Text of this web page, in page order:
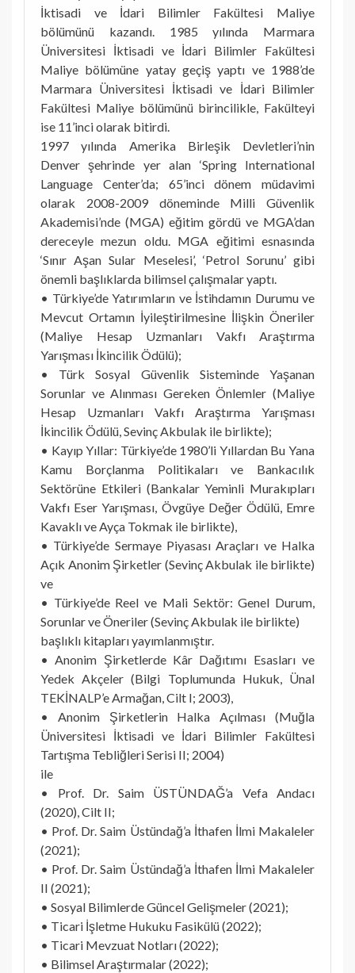
İktisadi ve İdari Bilimler Fakültesi Maliye
bölümünü kazandı. 1985 yılında Marmara
Üniversitesi İktisadi ve İdari Bilimler Fakültesi
Maliye bölümüne yatay geçiş yaptı ve 1988’de
Marmara Üniversitesi İktisadi ve İdari Bilimler
Fakültesi Maliye bölümünü birincilikle, Fakülteyi
ise 11’inci olarak bitirdi.
1997 yılında Amerika Birleşik Devletleri’nin
Denver şehrinde yer alan ‘Spring International
Language Center’da; 65’inci dönem müdavimi
olarak 2008-2009 döneminde Milli Güvenlik
Akademisi’nde (MGA) eğitim gördü ve MGA’dan
dereceyle mezun oldu. MGA eğitimi esnasında
‘Sınır Aşan Sular Meselesi’, ‘Petrol Sorunu’ gibi
önemli başlıklarda bilimsel çalışmalar yaptı.
• Türkiye’de Yatırımların ve İstihdamın Durumu ve
Mevcut Ortamın İyileştirilmesine İlişkin Öneriler
(Maliye Hesap Uzmanları Vakfı Araştırma
Yarışması İkincilik Ödülü);
• Türk Sosyal Güvenlik Sisteminde Yaşanan
Sorunlar ve Alınması Gereken Önlemler (Maliye
Hesap Uzmanları Vakfı Araştırma Yarışması
İkincilik Ödülü, Sevinç Akbulak ile birlikte);
• Kayıp Yıllar: Türkiye’de 1980’li Yıllardan Bu Yana
Kamu Borçlanma Politikaları ve Bankacılık
Sektörüne Etkileri (Bankalar Yeminli Murakıpları
Vakfı Eser Yarışması, Övgüye Değer Ödülü, Emre
Kavaklı ve Ayça Tokmak ile birlikte),
• Türkiye’de Sermaye Piyasası Araçları ve Halka
Açık Anonim Şirketler (Sevinç Akbulak ile birlikte)
ve
• Türkiye’de Reel ve Mali Sektör: Genel Durum,
Sorunlar ve Öneriler (Sevinç Akbulak ile birlikte)
başlıklı kitapları yayımlanmıştır.
• Anonim Şirketlerde Kâr Dağıtımı Esasları ve
Yedek Akçeler (Bilgi Toplumunda Hukuk, Ünal
TEKİNALP’e Armağan, Cilt I; 2003),
• Anonim Şirketlerin Halka Açılması (Muğla
Üniversitesi İktisadi ve İdari Bilimler Fakültesi
Tartışma Tebliğleri Serisi II; 2004)
ile
• Prof. Dr. Saim ÜSTÜNDAĞ’a Vefa Andacı
(2020), Cilt II;
• Prof. Dr. Saim Üstündağ’a İthafen İlmi Makaleler
(2021);
• Prof. Dr. Saim Üstündağ’a İthafen İlmi Makaleler
II (2021);
• Sosyal Bilimlerde Güncel Gelişmeler (2021);
• Ticari İşletme Hukuku Fasikülü (2022);
• Ticari Mevzuat Notları (2022);
• Bilimsel Araştırmalar (2022);